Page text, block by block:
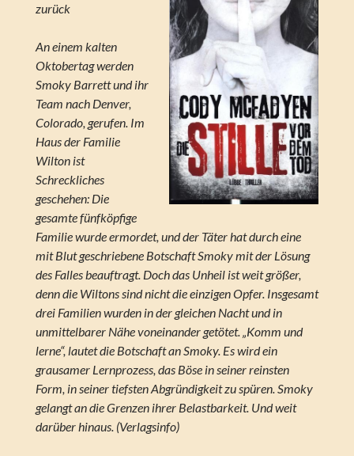
zurück
An einem kalten
Oktobertag werden
Smoky Barrett und ihr
Team nach Denver,
Colorado, gerufen. Im
Haus der Familie
Wilton ist
Schreckliches
geschehen: Die
gesamte fünfköpfige
Familie wurde ermordet, und der Täter hat durch eine
mit Blut geschriebene Botschaft Smoky mit der Lösung
des Falles beauftragt. Doch das Unheil ist weit größer,
denn die Wiltons sind nicht die einzigen Opfer. Insgesamt
drei Familien wurden in der gleichen Nacht und in
unmittelbarer Nähe voneinander getötet. „Komm und
lerne“, lautet die Botschaft an Smoky. Es wird ein
grausamer Lernprozess, das Böse in seiner reinsten
Form, in seiner tiefsten Abgründigkeit zu spüren. Smoky
gelangt an die Grenzen ihrer Belastbarkeit. Und weit
darüber hinaus. (Verlagsinfo)